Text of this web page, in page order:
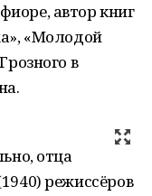
автор книг
«Молодой
в
отца
режиссёров